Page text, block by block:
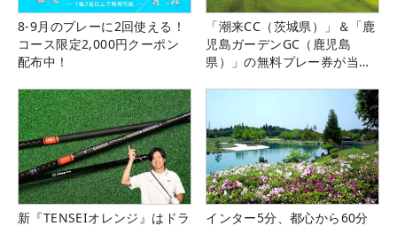
8-9月のプレーに2回使える！
コース限定2,000円クーポン
配布中！
「潮来CC（茨城県）」＆「鹿
児島ガーデンGC（鹿児島
県）」の無料プレー券が当た
新『TENSEIオレンジ』はドラ
インター5分、都心から60分